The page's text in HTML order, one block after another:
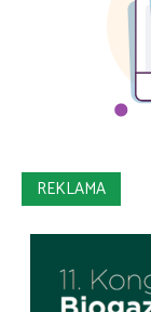
REKLAMA